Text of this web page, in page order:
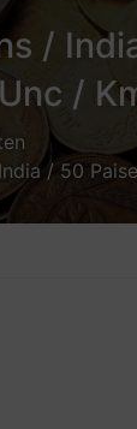
/
/
/ 50